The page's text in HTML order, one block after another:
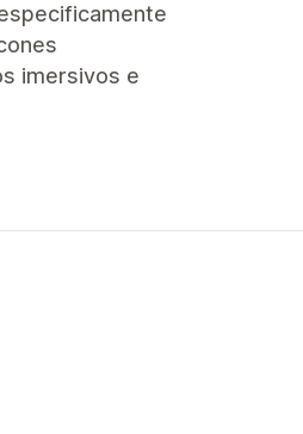
imersivos e